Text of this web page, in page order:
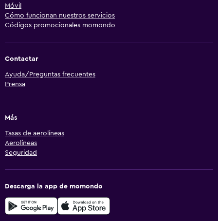
Móvil
Cómo funcionan nuestros servicios
Códigos promocionales momondo
Contactar
Ayuda/Preguntas frecuentes
Prensa
Más
Tasas de aerolíneas
Aerolíneas
Seguridad
Descarga la app de momondo